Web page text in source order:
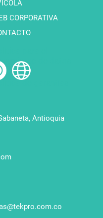
CORPORATIVA
de datos
de garantías
Antioquia